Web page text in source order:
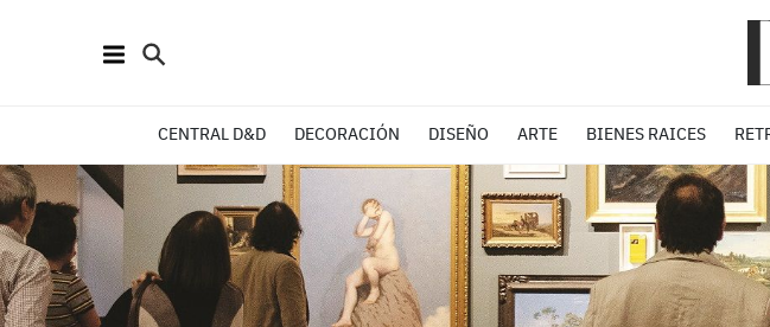
CENTRAL D&D DECORACIÓN DISEÑO ARTE BIENES RAICES